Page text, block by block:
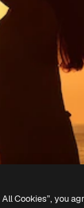
eigene mit
Cookies”, you